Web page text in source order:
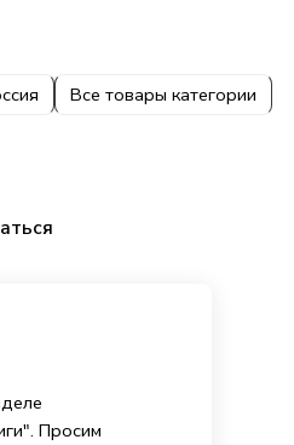
Все товары категории
Просим